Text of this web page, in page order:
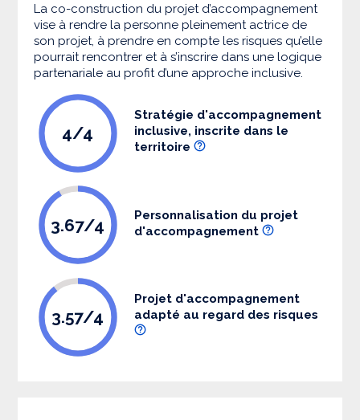
La co-construction du projet d’accompagnement
vise à rendre la personne pleinement actrice de
son projet, à prendre en compte les risques qu’elle
pourrait rencontrer et à s’inscrire dans une logique
partenariale au profit d’une approche inclusive.
4/4
Stratégie d'accompagnement
inclusive, inscrite dans le
territoire
3.67/4
Personnalisation du projet
d'accompagnement
3.57/4
Projet d'accompagnement
adapté au regard des risques